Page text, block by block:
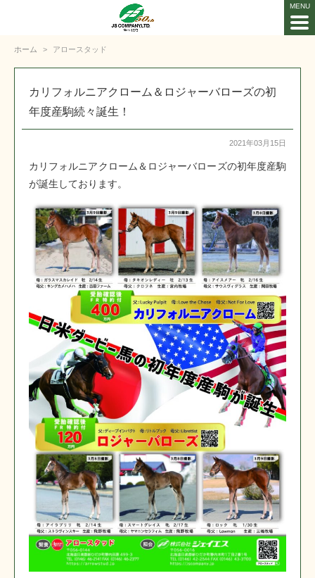
ホーム アロースタッド
カリフォルニアクローム＆ロジャーバローズの初
年度産駒続々誕生！
2021年03月15日
カリフォルニアクローム＆ロジャーバローズの初年度産駒
が誕生しております。